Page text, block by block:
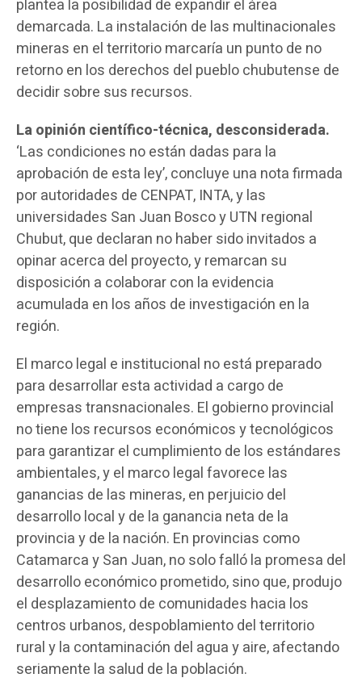
plantea la posibilidad de expandir el área
demarcada. La instalación de las multinacionales
mineras en el territorio marcaría un punto de no
retorno en los derechos del pueblo chubutense de
decidir sobre sus recursos.
La opinión científico-técnica, desconsiderada.
‘Las condiciones no están dadas para la
aprobación de esta ley’, concluye una nota firmada
por autoridades de CENPAT, INTA, y las
universidades San Juan Bosco y UTN regional
Chubut, que declaran no haber sido invitados a
opinar acerca del proyecto, y remarcan su
disposición a colaborar con la evidencia
acumulada en los años de investigación en la
región.
El marco legal e institucional no está preparado
para desarrollar esta actividad a cargo de
empresas transnacionales. El gobierno provincial
no tiene los recursos económicos y tecnológicos
para garantizar el cumplimiento de los estándares
ambientales, y el marco legal favorece las
ganancias de las mineras, en perjuicio del
desarrollo local y de la ganancia neta de la
provincia y de la nación. En provincias como
Catamarca y San Juan, no solo falló la promesa del
desarrollo económico prometido, sino que, produjo
el desplazamiento de comunidades hacia los
centros urbanos, despoblamiento del territorio
rural y la contaminación del agua y aire, afectando
seriamente la salud de la población.